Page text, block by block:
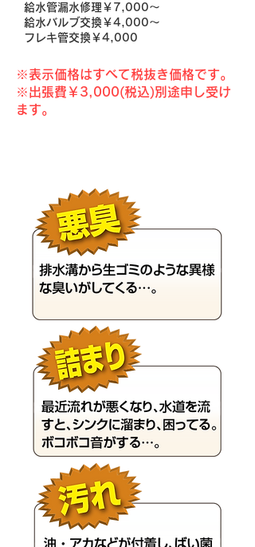
給水管漏水修理￥7,000～
給水バルブ交換￥4,000～
フレキ管交換￥4,000
※表示価格はすべて税抜き価格です。​​
※出張費￥3,000(税込)別途申し受け
ます。